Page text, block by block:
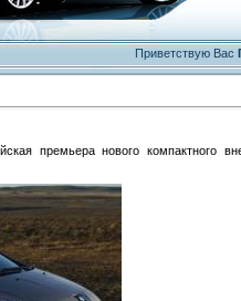
Приветствую Вас
премьера нового компактного